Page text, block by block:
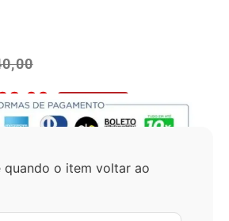
No Pix 5% OFF
quando o item voltar ao